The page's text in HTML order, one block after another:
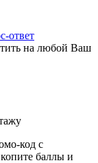
ответ
на любой Ваш
код с
баллы и